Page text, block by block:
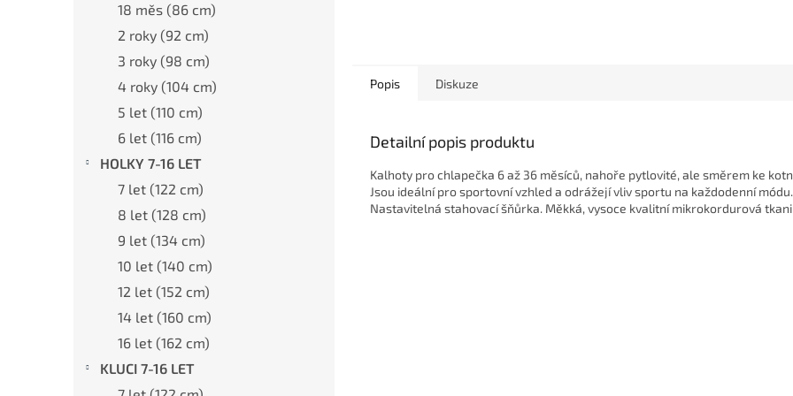
18 měs (86 cm)
2 roky (92 cm)
3 roky (98 cm)
4 roky (104 cm)
5 let (110 cm)
6 let (116 cm)
HOLKY 7-16 LET
7 let (122 cm)
8 let (128 cm)
9 let (134 cm)
10 let (140 cm)
12 let (152 cm)
14 let (160 cm)
16 let (162 cm)
KLUCI 7-16 LET
Popis Diskuze
Detailní popis produktu
Kalhoty pro chlapečka 6 až 36 měsíců, nahoře pytlovité, ale směrem ke
Jsou ideální pro sportovní vzhled a odrážejí vliv sportu na každodenní módu.
Nastavitelná stahovací šňůrka. Měkká, vysoce kvalitní mikrokordurová